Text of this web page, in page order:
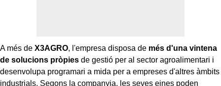
A més de X3AGRO, l'empresa disposa de més d'una vintena
de solucions pròpies de gestió per al sector agroalimentari i
desenvolupa programari a mida per a empreses d'altres àmbits
industrials. Segons la companyia, les seves eines poden